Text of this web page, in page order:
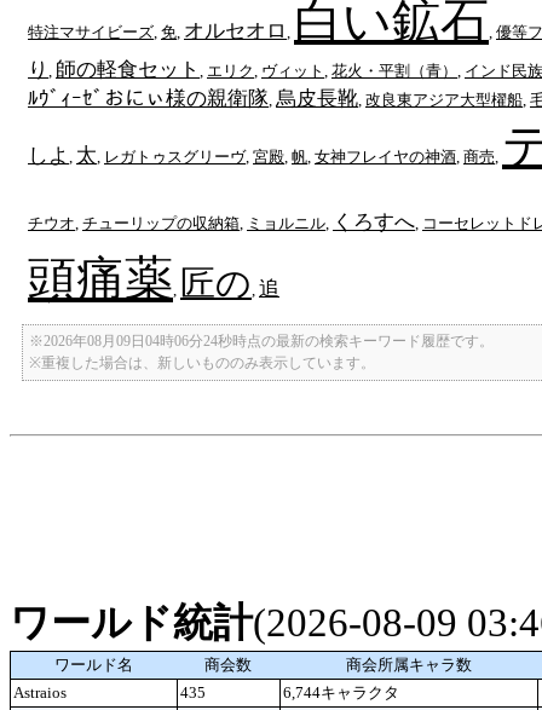
特注マサイビーズ 免 オルセオロ 白い鉱石 優等
り 師の軽食セット エリク ヴィット 花火・平割（青） インド民
ﾙｳﾞｨｰｾﾞおにぃ様の親衛隊 烏皮長靴 改良東アジア大型櫂船
しよ 太 レガトゥスグリーヴ, 宮殿 帆 女神フレイヤの神酒 商売
チウオ チューリップの収納箱 ミョルニル くろすへ コーセレットド
頭痛薬 匠の 追
※2026年08月09日04時06分24秒時点の最新の検索キーワード履歴です。
※重複した場合は、新しいもののみ表示しています。
ワールド統計(2026-08-09
ワールド名 商会数
商会所属キャラ数
Astraios
435 6,744キャラクタ